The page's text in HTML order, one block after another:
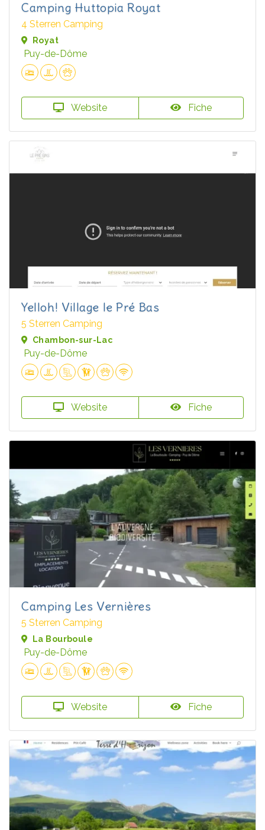
Camping Huttopia Royat
4 Sterren Camping
Royat
Puy-de-Dôme
Website Fiche
Yelloh! Village le Pré Bas
5 Sterren Camping
Chambon-sur-Lac
Puy-de-Dôme
Website Fiche
Camping Les Vernières
5 Sterren Camping
La Bourboule
Puy-de-Dôme
Website Fiche